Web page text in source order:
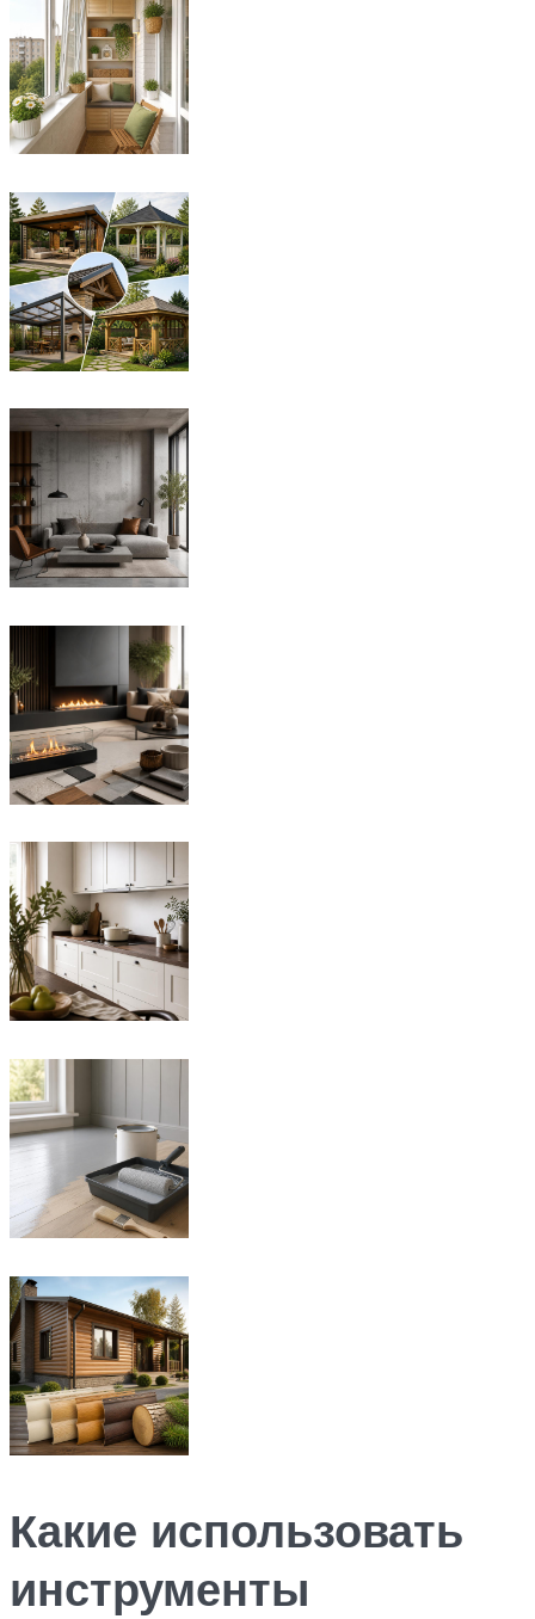
Какие использовать
инструменты